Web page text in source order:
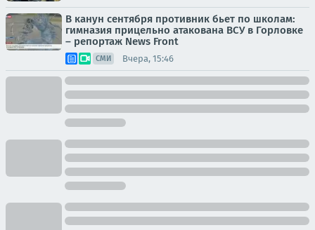
В канун сентября противник бьет по школам:
гимназия прицельно атакована ВСУ в Горловке
– репортаж News Front
СМИ Вчера, 15:46